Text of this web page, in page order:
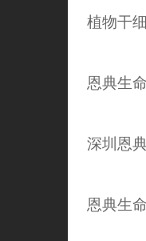
植物干
恩典生
深圳恩
恩典生